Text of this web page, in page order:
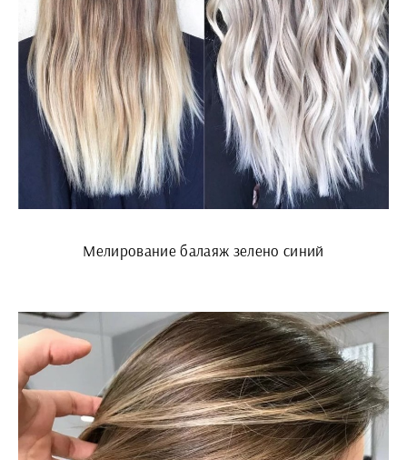
Мелирование балаяж зелено синий